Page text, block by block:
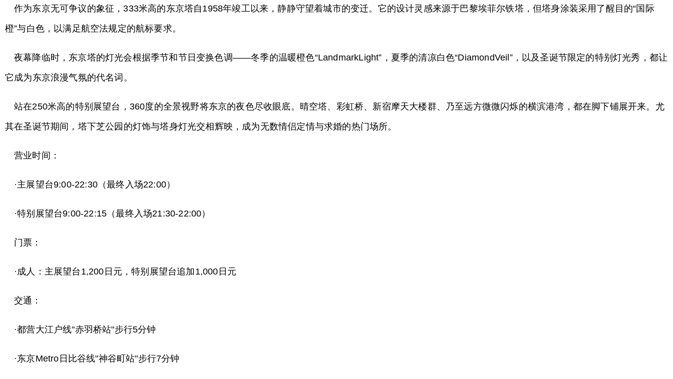
作为东京无可争议的象征，333米高的东京塔自1958年竣工以来，静静守望着城市的变迁。它的设计灵感来源于巴黎埃菲尔铁塔，但塔身涂装采用了醒目的“国际
橙”与白色，以满足航空法规定的航标要求。
夜幕降临时，东京塔的灯光会根据季节和节日变换色调——冬季的温暖橙色“LandmarkLight”，夏季的清凉白色“DiamondVeil”，以及圣诞节限定的特别灯光秀，都让
它成为东京浪漫气氛的代名词。
站在250米高的特别展望台，360度的全景视野将东京的夜色尽收眼底。晴空塔、彩虹桥、新宿摩天大楼群、乃至远方微微闪烁的横滨港湾，都在脚下铺展开来。尤
其在圣诞节期间，塔下芝公园的灯饰与塔身灯光交相辉映，成为无数情侣定情与求婚的热门场所。
营业时间：
·主展望台9:00-22:30（最终入场22:00）
·特别展望台9:00-22:15（最终入场21:30-22:00）
门票：
·成人：主展望台1,200日元，特别展望台追加1,000日元
交通：
·都营大江户线"赤羽桥站"步行5分钟
·东京Metro日比谷线"神谷町站"步行7分钟